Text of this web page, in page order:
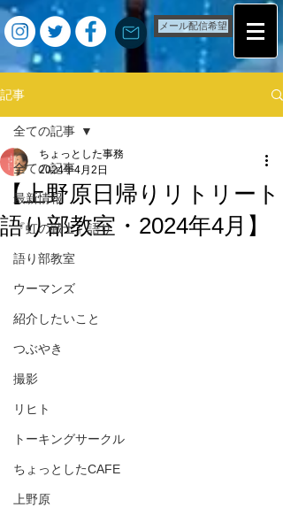
メール配信希望
記事
全ての記事
最新情報
『虹の戦士』語り
語り部教室
ウーマンズ
紹介したいこと
つぶやき
撮影
リヒト
トーキングサークル
ちょっとしたCAFE
上野原
全ての記事
【上野原日帰りリトリート
語り部教室・2024年4月】
ちょっとした事務
2024年4月2日